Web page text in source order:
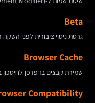
Beta
גרסת ניסוי ציבורית לפני השקה
Browser Cache
שמירת קבצים בדפדפן לחיסכון
Compatibility